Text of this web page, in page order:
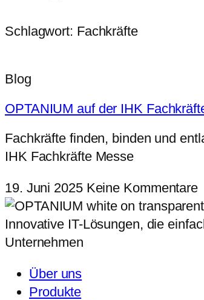
Schlagwort: Fachkräfte
Blog
OPTANIUM auf der IHK
Fachkräfte finden, binden und
IHK Fachkräfte Messe
19. Juni 2025 Keine Kommentare
Innovative IT-Lösungen, die
Unternehmen
Über uns
Produkte